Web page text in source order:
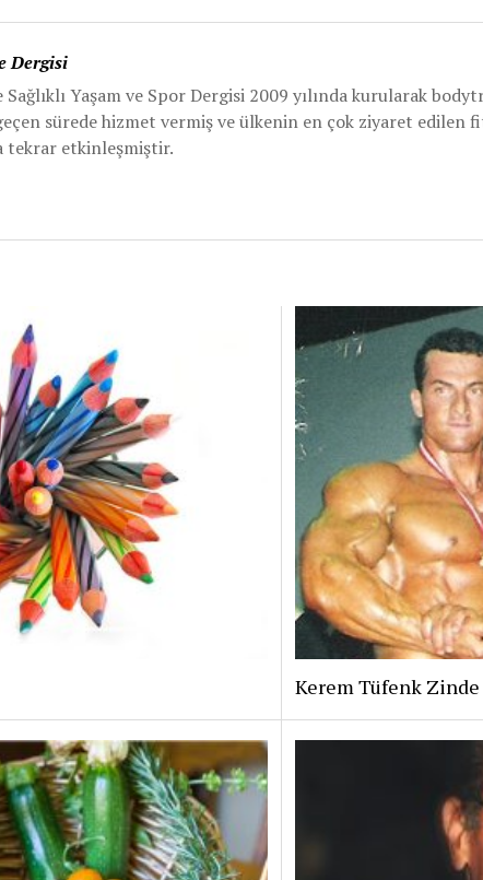
Dergisi
Yaşam ve Spor Dergisi 2009 yılında kurularak
sürede hizmet vermiş ve ülkenin en çok ziyaret edilen
tekrar etkinleşmiştir.
Kerem Tüfenk Zinde